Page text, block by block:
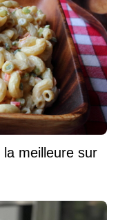
meilleure sur